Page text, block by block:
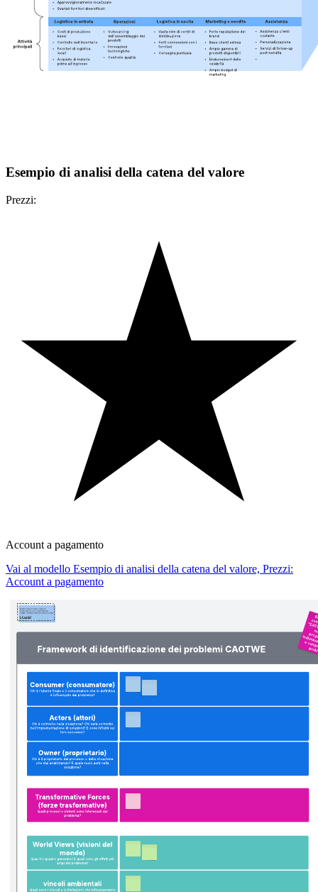
Esempio di analisi della catena del valore
Prezzi:
Account a pagamento
Vai al modello Esempio di analisi della catena del valore, Prezzi:
Account a pagamento